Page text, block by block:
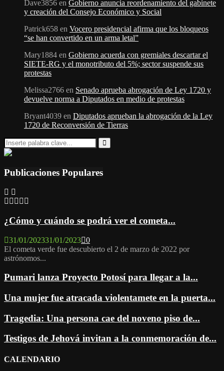
Dave3856 en Gobierno anuncia reordenamiento del gabinete
y creación del Consejo Económico y Social
Patrick658 en Vocero presidencial afirma que los bloqueos
“se han convertido en un arma letal”
Mary1884 en Gobierno acuerda con gremiales descartar el
SIETE-RG y el monotributo del 5%; sector suspende sus
protestas
Melissa2766 en Senado aprueba abrogación de Ley 1720 y
devuelve norma a Diputados en medio de protestas
Bryant4039 en Diputados aprueban la abrogación de la Ley
1720 de Reconversión de Tierras
Search
for:
Search
Publicaciones Populares
¿Cómo y cuándo se podrá ver el cometa...
31/01/202331/01/2023 0
El cometa verde fue descubierto el 2 de marzo de 2022 por
astrónomos...
Pumari lanza Proyecto Potosí para llegar a la...
Una mujer fue atracada violentamete en la puerta...
Tragedia: Una persona cae del noveno piso de...
Testigos de Jehová invitan a la conmemoración de...
CALENDARIO